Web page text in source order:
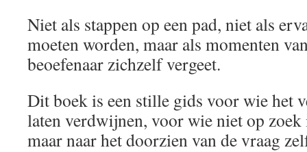
Niet als stappen op een pad, niet als
moeten worden, maar als momenten
beoefenaar zichzelf vergeet.
Dit boek is een stille gids voor wie het
laten verdwijnen, voor wie niet op zoek
maar naar het doorzien van de vraag